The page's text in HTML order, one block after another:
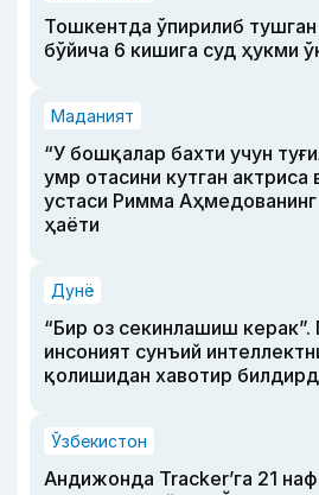
Тошкентда ўпирилиб
бўйича 6 кишига суд ҳукми
Маданият
“У бошқалар бахти учун
умр отасини кутган актриса
устаси Римма Аҳмедованинг
ҳаёти
Дунё
“Бир оз секинлашиш керак”.
инсоният сунъий
қолишидан хавотир
Ўзбекистон
Андижонда Tracker’га 21